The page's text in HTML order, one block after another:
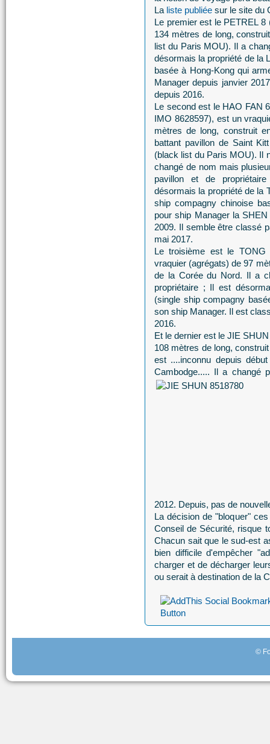
La liste publiée sur le site du
Le premier est le PETREL
134 mètres de long,
list du Paris MOU). Il a
désormais la propriété de la
basée à Hong-Kong qui
Manager depuis janvier
depuis 2016.
Le second est le HAO FAN
IMO 8628597), est un
mètres de long, construit
battant pavillon de Saint
(black list du Paris MOU). Il
changé de nom mais
pavillon et de
désormais la propriété de la
ship compagny chinoise
pour ship Manager la
2009. Il semble être classé
mai 2017.
Le troisième est le
vraquier (agrégats) de 97
de la Corée du Nord. Il a
propriétaire ; Il est
(single ship compagny
son ship Manager. Il est
2016.
Et le dernier est le JIE
108 mètres de long,
est ....inconnu depuis
Cambodge..... Il a changé
2012. Depuis, pas de
La décision de "bloquer"
Conseil de Sécurité, risque
Chacun sait que le sud-est
bien difficile d'empêcher
charger et de décharger
ou serait à destination de la
©